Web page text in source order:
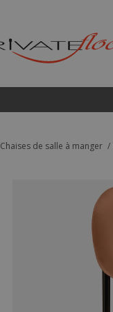
Chaises de salle à manger